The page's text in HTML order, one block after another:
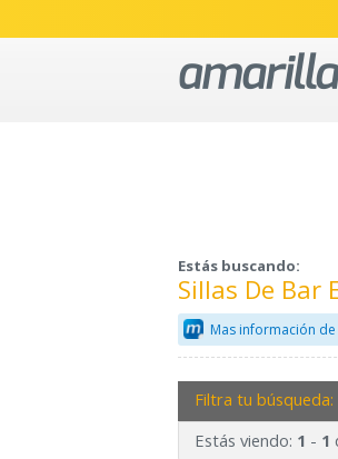
Estás buscando:
Sillas De Bar
Mas información
Filtra tu búsqueda:
Estás viendo: 1 - 1